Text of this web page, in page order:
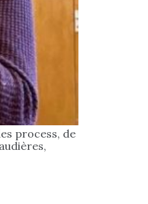
process, de